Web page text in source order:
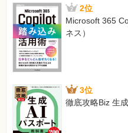
2位
Microsoft 365
ネス）
3位
徹底攻略Biz 生